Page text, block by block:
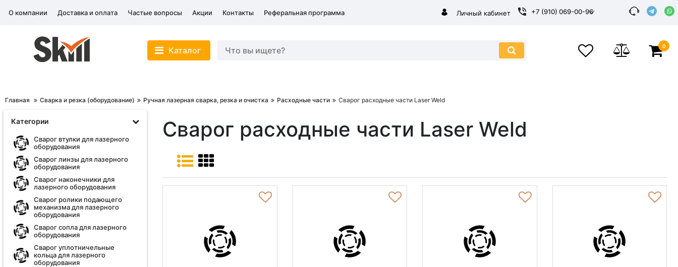
О компании Доставка и оплата Частые вопросы Акции Контакты Реферальная программа Личный кабинет +7 (910) 069-00-96
Каталог 0
Главная Сварка и резка (оборудование) Ручная лазерная сварка, резка и очистка Расходные части Сварог расходные части Laser Weld
Категории
Сварог втулки для лазерного
оборудования
Сварог линзы для лазерного
оборудования
Сварог наконечники для
лазерного оборудования
Сварог ролики подающего
механизма для лазерного
оборудования
Сварог сопла для лазерного
оборудования
Сварог уплотничельные
кольца для лазерного
оборудования
Сварог расходные части Laser Weld